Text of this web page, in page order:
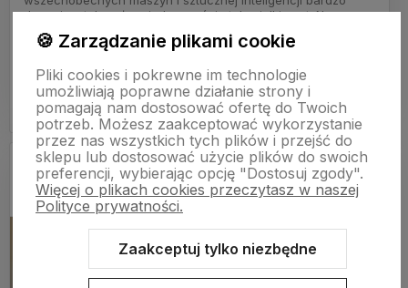
doceniam tak mały, a jednocześnie tak wielki gest. Na pewno
to po prostu rękodzieło. Ponadto moje zamówienie zostało
niestandardowy rozmiar/ilość dziurek). Szybka wysyłka,
bezproblemowa dostawa InPostem. Polecam wszystkim i
pozdrawiam :)
Maciek
Dodano: 2026-06-06
Opinia zweryfikowana
🍪 Zarządzanie plikami cookie
Pliki cookies i pokrewne im technologie
umożliwiają poprawne działanie strony i
pomagają nam dostosować ofertę do Twoich
potrzeb. Możesz zaakceptować wykorzystanie
przez nas wszystkich tych plików i przejść do
sklepu lub dostosować użycie plików do swoich
preferencji, wybierając opcję "Dostosuj zgody".
Więcej o plikach cookies przeczytasz w naszej
Polityce prywatności.
Zaakceptuj tylko niezbędne